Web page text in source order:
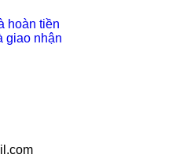
hoàn tiền
giao nhận